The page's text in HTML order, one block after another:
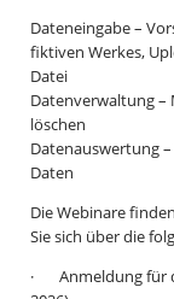
Dateneingabe –
fiktiven Werkes,
Datei
Datenverwaltung –
löschen
Datenauswertung
Daten
Die Webinare
Sie sich über die
· Anmeldung für